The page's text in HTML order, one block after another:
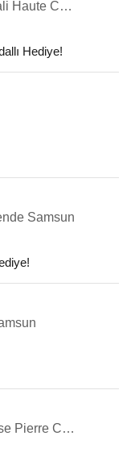
Meryem Cicerali Haute Couture
Hediye!
Samsun
Seher Uzunköse Pierre Cardin Samsun